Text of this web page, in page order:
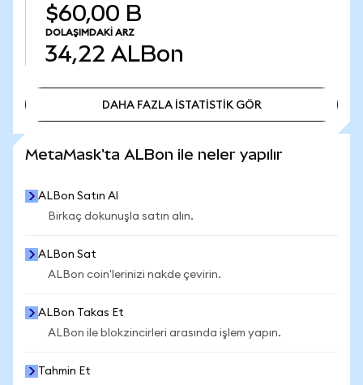
$60,00 B
DOLAŞIMDAKI ARZ
34,22 ALBon
DAHA FAZLA İSTATİSTİK GÖR
MetaMask'ta ALBon ile neler yapılır
ALBon Satın Al
Birkaç dokunuşla satın alın.
ALBon Sat
ALBon coin'lerinizi nakde çevirin.
ALBon Takas Et
ALBon ile blokzincirleri arasında işlem yapın.
Tahmin Et